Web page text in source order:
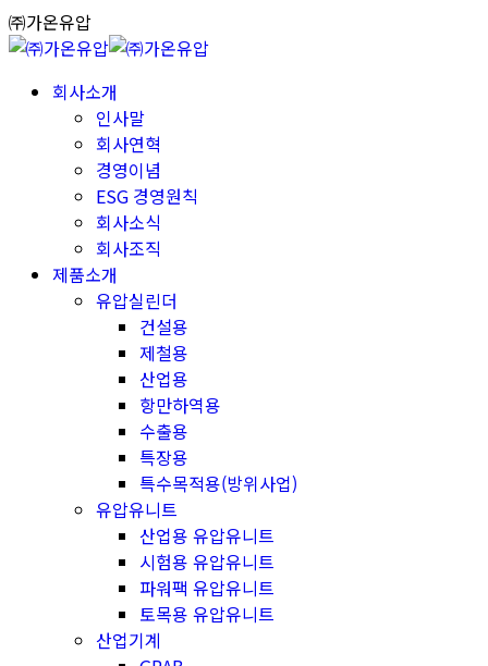
Skip
to
㈜가온유압
회사소개
인사말
회사연혁
경영이념
ESG 경영원칙
회사소식
회사조직
제품소개
유압실린더
건설용
제철용
산업용
항만하역용
수출용
특장용
특수목적용(방위사업)
유압유니트
산업용 유압유니트
시험용 유압유니트
파워팩 유압유니트
토목용 유압유니트
산업기계